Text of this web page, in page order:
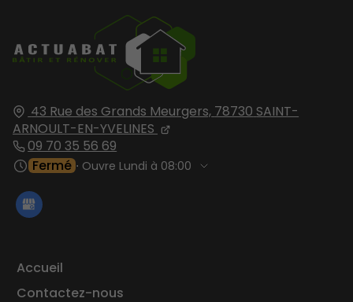
43 Rue des Grands Meurgers, 78730 SAINT-
ARNOULT-EN-YVELINES
09 70 35 56 69
Fermé ⋅ Ouvre Lundi à 08:00
Accueil
Contactez-nous